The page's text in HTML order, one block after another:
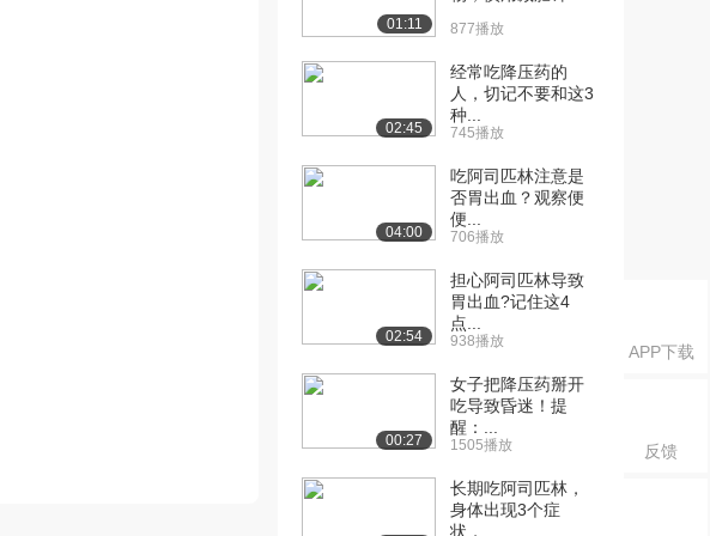
APP下载
反馈
01:11 877播放
02:45
经常吃降压药的
人，切记不要和这3
种...
745播放
04:00
吃阿司匹林注意是
否胃出血？观察便
便...
706播放
02:54
担心阿司匹林导致
胃出血?记住这4
点...
938播放
00:27
女子把降压药掰开
吃导致昏迷！提
醒：...
1505播放
长期吃阿司匹林，
身体出现3个症
状，...